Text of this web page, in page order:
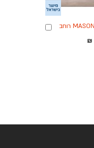
ספה דגם MASON רוחב
הוספה